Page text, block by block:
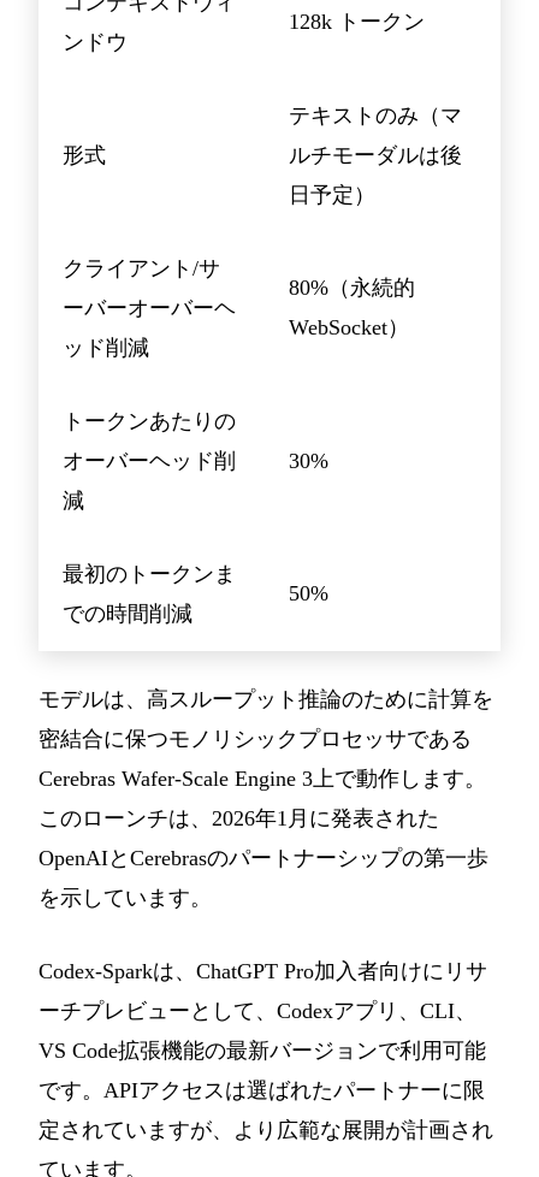
ンドウ
128k トークン
形式
テキストのみ（マ
ルチモーダルは後
日予定）
クライアント/サ
ーバーオーバーヘ
ッド削減
80%（永続的
WebSocket）
トークンあたりの
オーバーヘッド削
減
30%
最初のトークンま
での時間削減
50%
モデルは、高スループット推論のために計算を
密結合に保つモノリシックプロセッサである
Cerebras Wafer-Scale Engine 3上で動作します。
このローンチは、2026年1月に発表された
OpenAIとCerebrasのパートナーシップの第一歩
を示しています。
Codex-Sparkは、ChatGPT Pro加入者向けにリサ
ーチプレビューとして、Codexアプリ、CLI、
VS Code拡張機能の最新バージョンで利用可能
です。APIアクセスは選ばれたパートナーに限
定されていますが、より広範な展開が計画され
ています。